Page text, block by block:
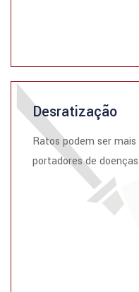
Desratização
Ratos podem ser
portadores de